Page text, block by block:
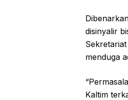
disinyalir
menduga
Kaltim